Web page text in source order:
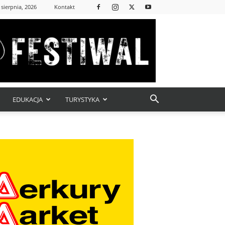
2026 Kontakt
EDUKACJA TURYSTYKA